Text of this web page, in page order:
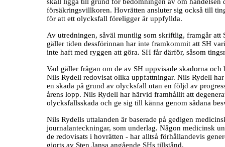
försäkringsvillkoren. Hovrätten ansluter sig också till
för att ett olycksfall föreligger är uppfyllda.
Av utredningen, såväl muntlig som skriftlig, framgår
gäller tiden dessförinnan har inte framkommit att SH
inte haft med ryggen att göra. SH får därför, såsom
Vad gäller frågan om de av SH uppvisade skadorna
Nils Rydell redovisat olika uppfattningar. Nils Rydell
en skada på grund av olycksfall utan en följd av
årens lopp. Nils Rydell har härvid framhållit att
olycksfallsskada och ge sig till känna genom sådana
Nils Rydells uttalanden är baserade på gedigen
journalanteckningar, som underlag. Någon medicinsk
de redovisats i hovrätten - har alltså förhållandevis
gjorts av Sten Jansa angående SHs tillstånd.